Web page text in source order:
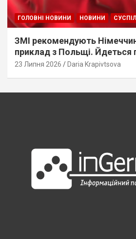
ГОЛОВНІ НОВИНИ НОВИНИ
ЗМІ рекомендують
приклад з Польщі. Йдеться
до українців
23 Липня 2026 Daria Krapivtsova